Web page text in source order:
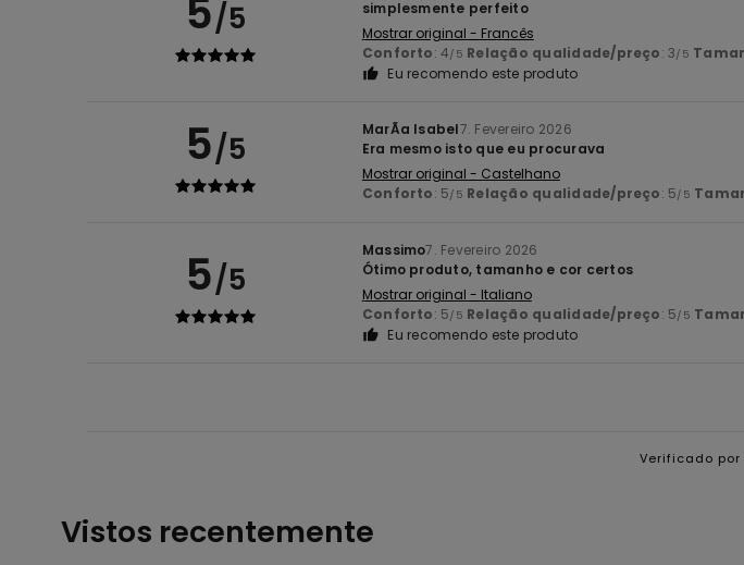
5/5
simplesmente perfeito
Mostrar original - Francês
Conforto: 4/5 Relação qualidade/preço: 3/5
Eu recomendo este produto
5/5 MarÃ­a Isabel7. Fevereiro 2026
Era mesmo isto que eu procurava
Mostrar original - Castelhano
Conforto: 5/5 Relação qualidade/preço: 5/5
5/5
Massimo7. Fevereiro 2026
Ótimo produto, tamanho e cor certos
Mostrar original - Italiano
Conforto: 5/5 Relação qualidade/preço: 5/5
Eu recomendo este produto
Verificado por
Vistos recentemente